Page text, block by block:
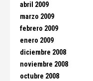
abril 2009
marzo 2009
febrero 2009
enero 2009
diciembre 2008
noviembre 2008
octubre 2008